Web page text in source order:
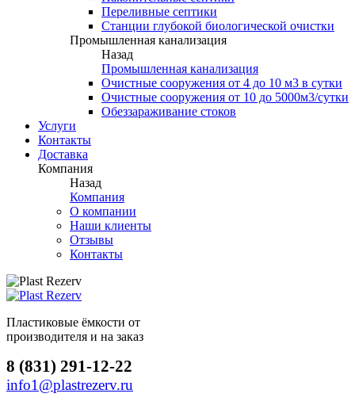
Переливные септики
Станции глубокой биологической очистки
Промышленная канализация
Назад
Промышленная канализация
Очистные сооружения от 4 до 10 м3 в сутки
Очистные сооружения от 10 до 5000м3/сутки
Обеззараживание стоков
Услуги
Контакты
Доставка
Компания
Назад
Компания
О компании
Наши клиенты
Отзывы
Контакты
Пластиковые ёмкости от
производителя и на заказ
8 (831) 291-12-22
info1@plastrezerv.ru